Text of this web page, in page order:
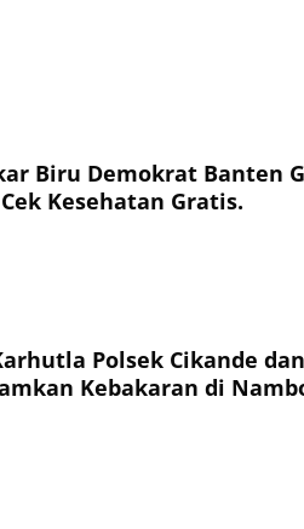
Biru Demokrat Banten
Kesehatan Gratis.
Polsek Cikande
Kebakaran di